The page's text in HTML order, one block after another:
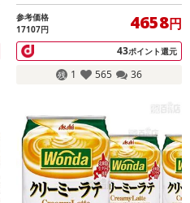
参考価格
17107円
4658円
43ポイント還元
1 565 36